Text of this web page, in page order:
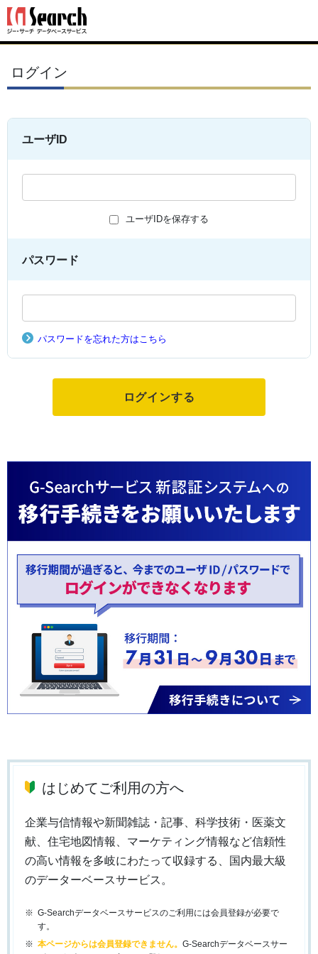
ログイン
ユーザID
ユーザIDを保存する
パスワード
パスワードを忘れた方はこちら
はじめてご利用の方へ
企業与信情報や新聞雑誌・記事、科学技術・医薬文
献、住宅地図情報、マーケティング情報など信頼性
の高い情報を多岐にわたって収録する、国内最大級
のデーターベースサービス。
G-Searchデータベースサービスのご利用には会員登録が必要で
す。
本ページからは会員登録できません。 G-Searchデータベースサー